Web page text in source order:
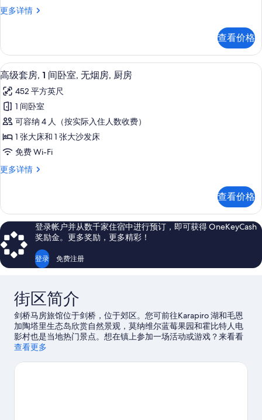
房,
房
(Two
Bedroom
Apartment)
的
所
有
照
片
更多详情
高
烟
房,
厨
(Two
Bedroom
Apartment)
更
多
信
息
查看价格
显
示
高
级
套
房,
间
室,
无
烟
房,
厨
高级套房, 1 间卧室, 无烟房, 厨房 | 高
12
高级套房, 1 间卧室, 无烟房, 厨房
452 平方英尺
1 间卧室
可容纳 4 人（按实际入住人数收费）
1 张大床和 1 张大沙发床
免费 Wi-Fi
更多详情
高
1
间
卧
室,
无
烟
查看价格
登录帐户并从数千家住宿中进行预订，即可获得 OneKeyCash
奖励金。更多奖励，更多精彩！
登录 免费注册
街区简介
剑桥马房旅馆位于剑桥，位于郊区。您可前往Karapiro 湖和毛恩
加陶塔里生态岛欣赏自然景观，莫纳维尔蓝莓果园和霍比特人电
影村也是当地热门景点。想在镇上参加一场活动或游戏？来看看
草根信托自行车馆都有哪些好玩的吧。
查看剑桥的更多汽车旅馆
查看更多